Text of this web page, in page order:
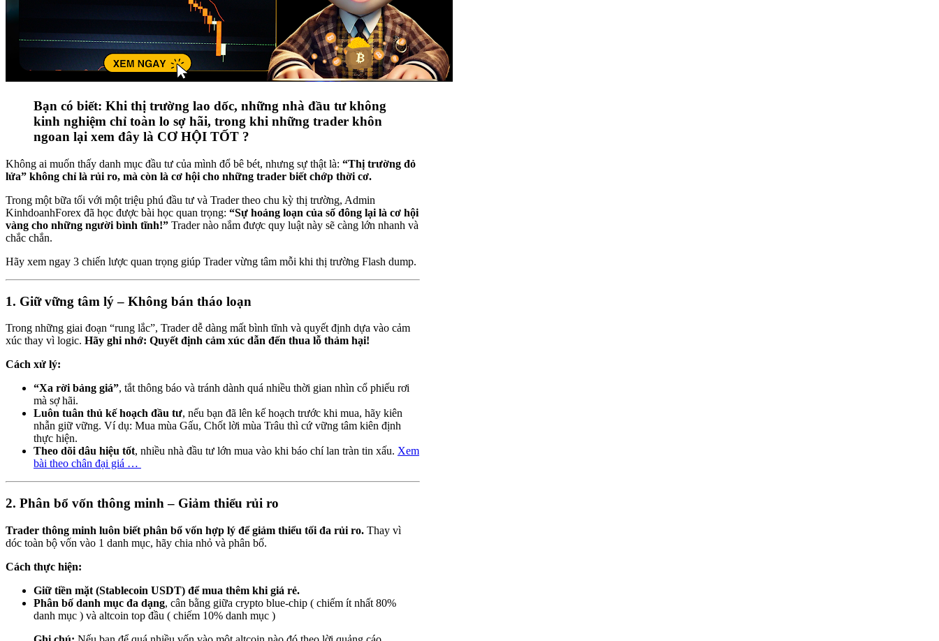
Bạn có biết: Khi thị trường lao dốc, những nhà đầu tư không
kinh nghiệm chỉ toàn lo sợ hãi, trong khi những trader khôn
ngoan lại xem đây là CƠ HỘI TỐT ?
Không ai muốn thấy danh mục đầu tư của mình đổ bê bét, nhưng sự thật là: “Thị trường đỏ
lửa” không chỉ là rủi ro, mà còn là cơ hội cho những trader biết chớp thời cơ.
Trong một bữa tối với một triệu phú đầu tư và Trader theo chu kỳ thị trường, Admin
KinhdoanhForex đã học được bài học quan trọng: “Sự hoảng loạn của số đông lại là cơ hội
vàng cho những người bình tĩnh!” Trader nào nắm được quy luật này sẽ càng lớn nhanh và
chắc chắn.
Hãy xem ngay 3 chiến lược quan trọng giúp Trader vừng tâm mỗi khi thị trường Flash dump.
1. Giữ vững tâm lý – Không bán tháo loạn
Trong những giai đoạn “rung lắc”, Trader dễ dàng mất bình tĩnh và quyết định dựa vào cảm
xúc thay vì logic. Hãy ghi nhớ: Quyết định cảm xúc dẫn đến thua lỗ thảm hại!
Cách xử lý:
“Xa rời bảng giá”, tắt thông báo và tránh dành quá nhiều thời gian nhìn cổ phiếu rơi
mà sợ hãi.
Luôn tuân thủ kế hoạch đầu tư, nếu bạn đã lên kế hoạch trước khi mua, hãy kiên
nhẫn giữ vững. Ví dụ: Mua mùa Gấu, Chốt lời mùa Trâu thì cứ vững tâm kiên định
thực hiện.
Theo dõi dâu hiệu tốt, nhiều nhà đầu tư lớn mua vào khi báo chí lan tràn tin xấu. Xem
bài theo chân đại giá …
2. Phân bổ vốn thông minh – Giảm thiểu rủi ro
Trader thông minh luôn biết phân bổ vốn hợp lý để giảm thiểu tối đa rủi ro. Thay vì
dóc toàn bộ vốn vào 1 danh mục, hãy chia nhỏ và phân bố.
Cách thực hiện:
Giữ tiền mặt (Stablecoin USDT) để mua thêm khi giá rẻ.
Phân bố danh mục đa dạng, cân bằng giữa crypto blue-chip ( chiếm ít nhất 80%
danh mục ) và altcoin top đầu ( chiếm 10% danh mục )